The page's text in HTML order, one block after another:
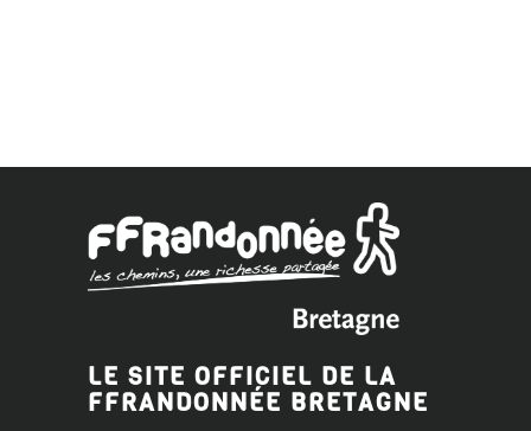
LE SITE OFFICIEL DE LA
FFRANDONNÉE BRETAGNE